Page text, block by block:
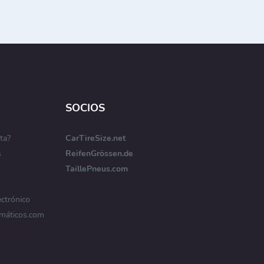
SOCIOS
CarTireSize.net
ReifenGrössen.de
TaillePneus.com